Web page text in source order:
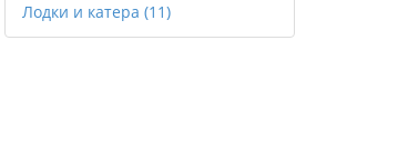
Лодки и катера (11)